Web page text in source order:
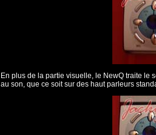
En plus de la partie visuelle, le NewQ traite le
au son, que ce soit sur des haut parleurs